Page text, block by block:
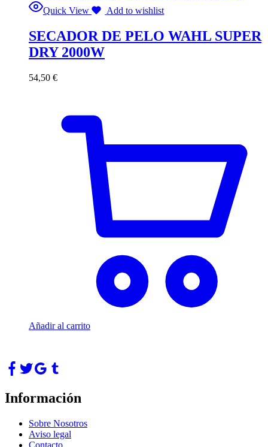
Quick View Add to wishlist
SECADOR DE PELO WAHL SUPER
DRY 2000W
54,50 €
Añadir al carrito
Información
Sobre Nosotros
Aviso legal
Contacto